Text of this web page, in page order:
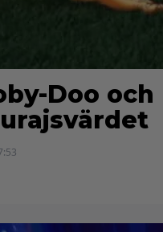
Doo